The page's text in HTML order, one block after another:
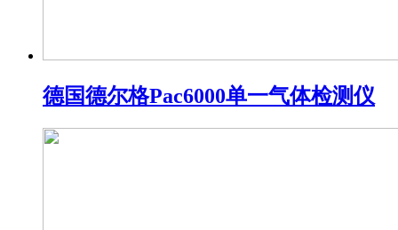
德国德尔格Pac6000单一气体检测仪